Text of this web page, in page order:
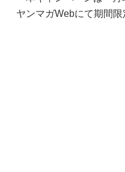
ヤンマガWebにて期間